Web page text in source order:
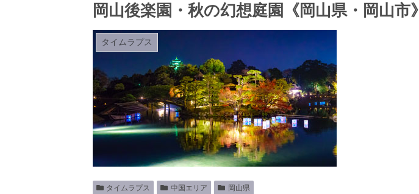
岡山後楽園・秋の幻想庭園《岡山県・岡山市》
タイムラプス
タイムラプス 中国エリア 岡山県